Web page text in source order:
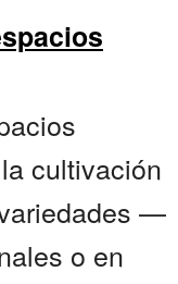
cultivación
—
o en